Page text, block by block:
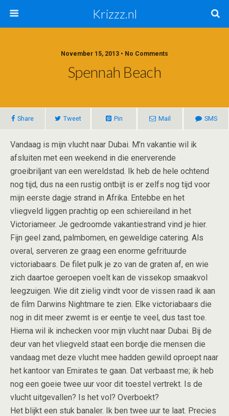
Krizzz.nl
November 15, 2013 • No Comments
Spennah Beach
Share Tweet Pin Mail SMS
Vandaag is mijn vlucht naar Dubai. M’n vakantie wil ik
afsluiten met een weekend in die enerverende
groeibriljant van een wereldstad. Ik heb de hele ochtend
nog tijd, dus na een rustig ontbijt is er zelfs nog tijd voor
mijn eerste dagje strand in Afrika. Entebbe en het
vliegveld liggen prachtig op een schiereiland in het
Victoriameer. Je gedroomde vakantiestrand vind je hier.
Fijn geel zand, palmbomen, en geweldige catering. Als
overal, serveren ze graag een enorme gefrituurde
victoriabaars. De filet pulk je zo van de graten af, en wie
zich daartoe geroepen voelt kan de vissekop smaakvol
leegzuigen. Wie dit zielig vindt voor de vissen raad ik aan
de film Darwins Nightmare te zien. Elke victoriabaars die
nog in dit meer zwemt is er eentje te veel, dus tast toe.
Hierna wil ik inchecken voor mijn vlucht naar Dubai. Bij de
deur van het vliegveld staat een bordje die mensen die
vandaag met deze vlucht mee hadden gewild oproept naar
het kantoor van Emirates te gaan. Dat verbaast me; ik heb
nog een goeie twee uur voor dit toestel vertrekt. Is de
vlucht uitgevallen? Is het vol? Overboekt?
Het blijkt een stuk banaler. Ik ben twee uur te laat. Precies